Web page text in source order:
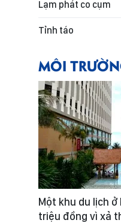
Lạm phát co cụm
Tỉnh táo
MÔI
Một khu du lịch ở
triệu đồng vì xả